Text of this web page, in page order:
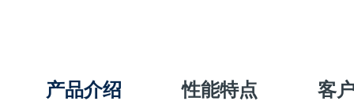
产品介绍 性能特点 客